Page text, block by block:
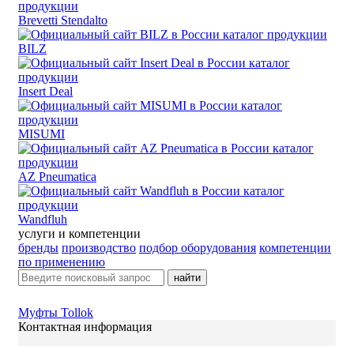
Brevetti Stendalto
BILZ
Insert Deal
MISUMI
AZ Pneumatica
Wandfluh
услуги и компетенции
бренды производство подбор оборудования компетенции
по применению
найти
Муфты Tollok
Контактная информация